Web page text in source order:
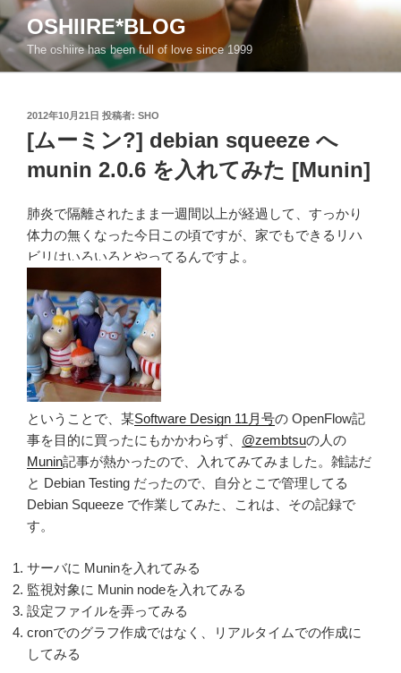
ン
テ
ン
OSHIIRE*BLOG
The oshiire has been full of love since 1999
投
稿
日:
2012年10月21日 投稿者: SHO
[ムーミン?] debian squeeze へ
munin 2.0.6 を入れてみた [Munin]
肺炎で隔離されたまま一週間以上が経過して、すっかり
体力の無くなった今日この頃ですが、家でもできるリハ
ビリはいろいろとやってるんですよ。
ということで、某Software Design 11月号の OpenFlow記
事を目的に買ったにもかかわらず、 @zembtsuの人の
Munin記事が熱かったので、入れてみてみました。雑誌だ
と Debian Testing だったので、自分とこで管理してる
Debian Squeeze で作業してみた、これは、その記録で
す。
サーバに Muninを入れてみる
監視対象に Munin nodeを入れてみる
設定ファイルを弄ってみる
cronでのグラフ作成ではなく、リアルタイムでの作成に
してみる